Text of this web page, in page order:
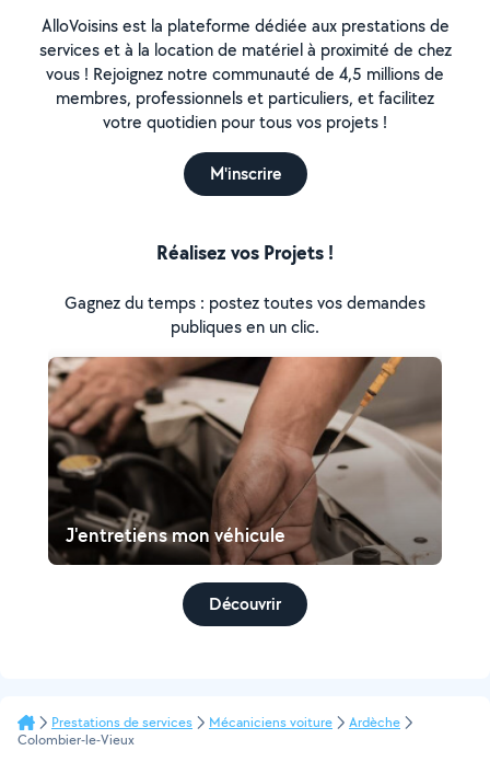
AlloVoisins est la plateforme dédiée aux prestations de
services et à la location de matériel à proximité de chez
vous ! Rejoignez notre communauté de 4,5 millions de
membres, professionnels et particuliers, et facilitez
votre quotidien pour tous vos projets !
M'inscrire
Réalisez vos Projets !
Gagnez du temps : postez toutes vos demandes
publiques en un clic.
J'entretiens mon véhicule
Découvrir
Prestations de services Mécaniciens voiture
Ardèche
Colombier-le-Vieux